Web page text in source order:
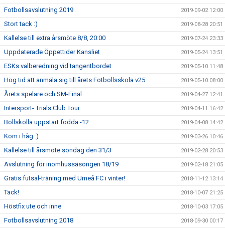
Fotbollsavslutning 2019 2019-09-02 12:00
Stort tack :) 2019-08-28 20:51
Kallelse till extra årsmöte 8/8, 20:00 2019-07-24 23:33
Uppdaterade Öppettider Kansliet 2019-05-24 13:51
ESKs valberedning vid tangentbordet 2019-05-10 11:48
Hög tid att anmäla sig till årets Fotbollsskola v25 2019-05-10 08:00
Årets spelare och SM-Final 2019-04-27 12:41
Intersport- Trials Club Tour 2019-04-11 16:42
Bollskolla uppstart födda -12 2019-04-08 14:42
Kom i håg :) 2019-03-26 10:46
Kallelse till årsmöte söndag den 31/3 2019-02-28 20:53
Avslutning för inomhussäsongen 18/19 2019-02-18 21:05
Gratis futsal-träning med Umeå FC i vinter! 2018-11-12 13:14
Tack! 2018-10-07 21:25
Höstfix ute och inne 2018-10-03 17:05
Fotbollsavslutning 2018 2018-09-30 00:17